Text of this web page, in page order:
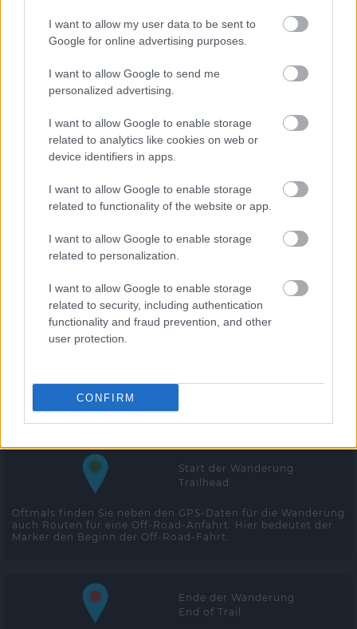
I want to allow my user data to be sent to
Google for online advertising purposes.
I want to allow Google to send me
personalized advertising.
I want to allow Google to enable storage
related to analytics like cookies on web or
device identifiers in apps.
I want to allow Google to enable storage
related to functionality of the website or app.
I want to allow Google to enable storage
related to personalization.
I want to allow Google to enable storage
related to security, including authentication
functionality and fraud prevention, and other
user protection.
CONFIRM
5.1 Interaktive Wanderkarte | Interactive hiking map
Leaflet
Unlock map
Start der Wanderung
Trailhead
Oftmals finden Sie neben den GPS-Daten für die Wanderung
auch Routen für eine Off-Road-Anfahrt. Hier bedeutet der
Marker den Beginn der Off-Road-Fahrt.
Ende der Wanderung
End of Trail